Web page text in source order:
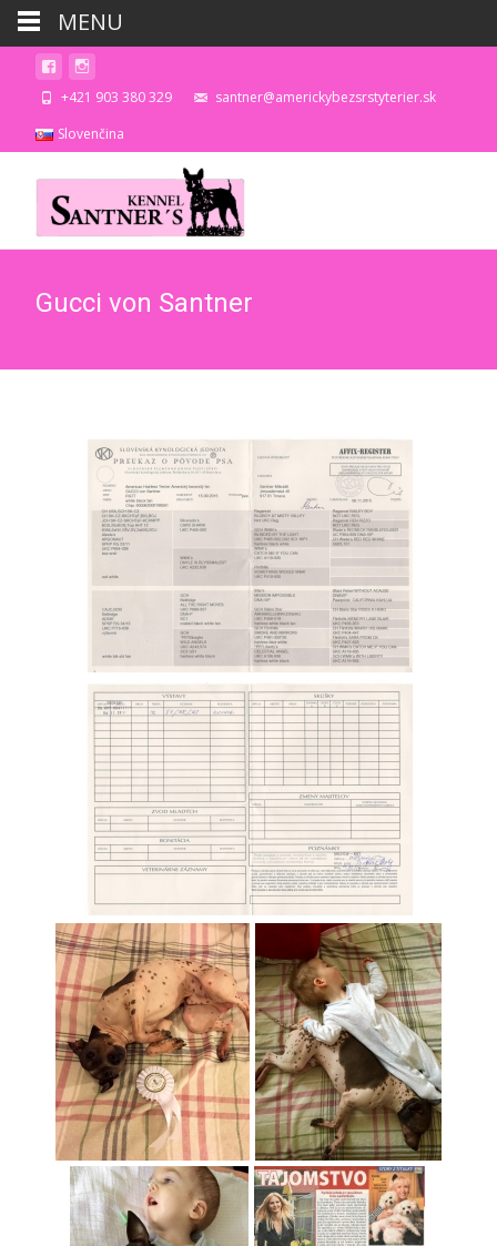
+421 903 380 329
santner@americkybezsrstyterier.sk
Slovenčina
Gucci von Santner
MENU